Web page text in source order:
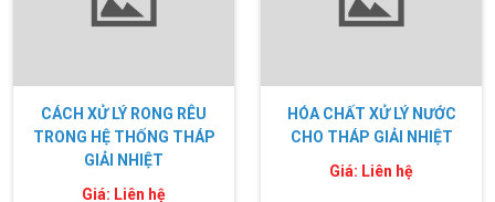
CÁCH XỬ LÝ RONG RÊU
TRONG HỆ THỐNG THÁP
GIẢI NHIỆT
Giá: Liên hệ
HÓA CHẤT XỬ LÝ NƯỚC
CHO THÁP GIẢI NHIỆT
Giá: Liên hệ